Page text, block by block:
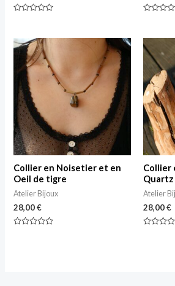
5
Collier en Noisetier et en
Oeil de tigre
Atelier Bijoux
28,00€
Collier
Quartz
Atelier
28,00€